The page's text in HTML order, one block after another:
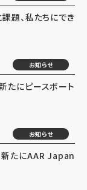
題、私たちにでき
お知らせ
たにピースボート
お知らせ
新たにAAR Japan